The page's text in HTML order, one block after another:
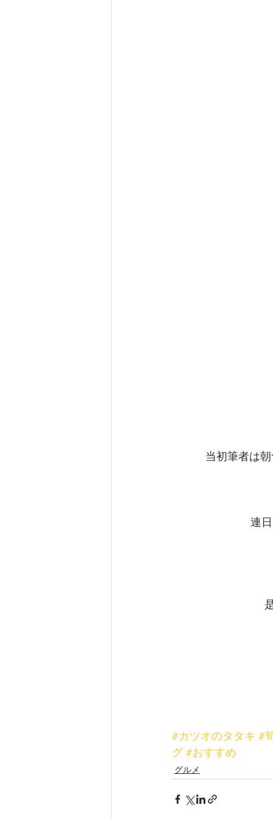
当初筆者は
連
#カツオのタタキ #
グ #おすすめ
グルメ